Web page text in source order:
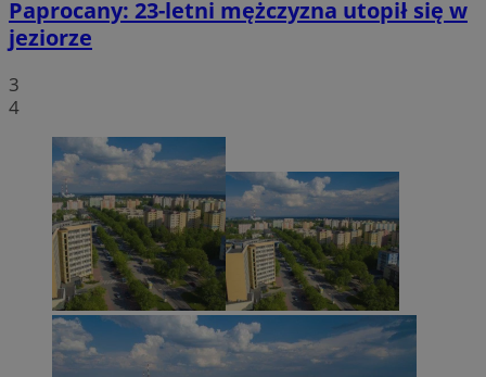
Paprocany: 23-letni mężczyzna utopił się w
jeziorze
3
4